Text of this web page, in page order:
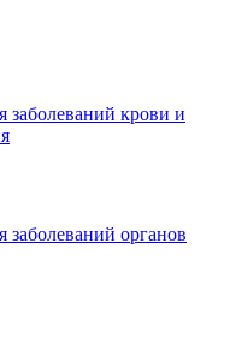
заболеваний крови и
заболеваний органов